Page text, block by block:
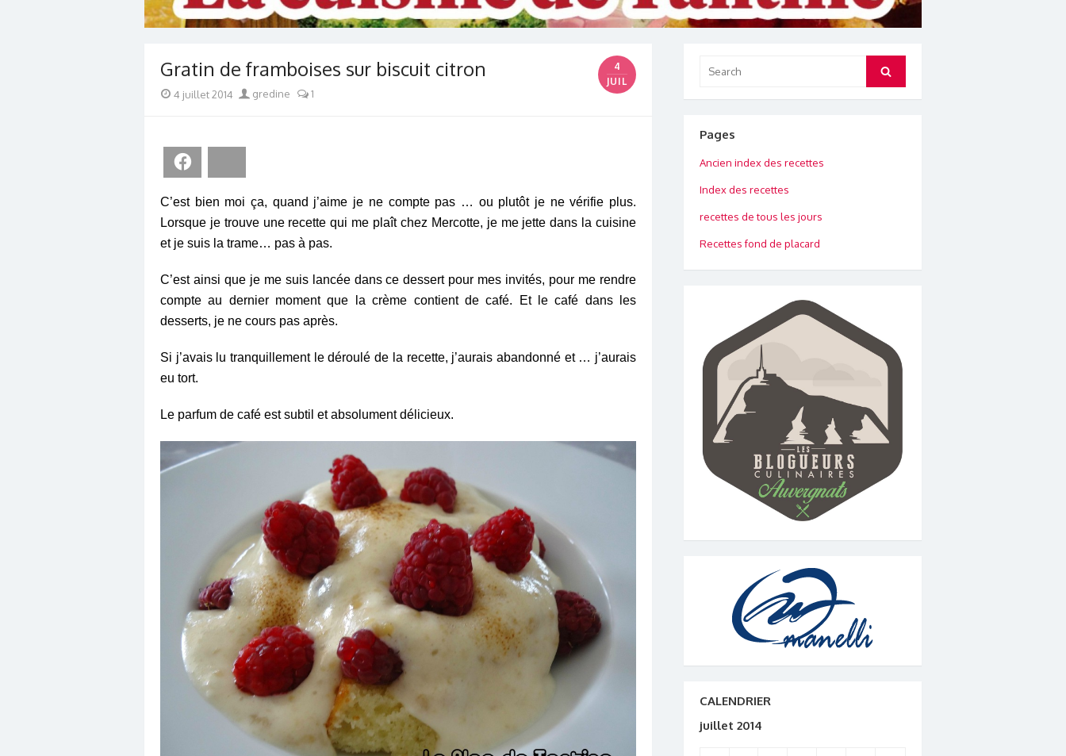
Gratin de framboises sur biscuit citron
4
JUIL
Posted
4 juillet 2014 Author
gredine 1
C’est bien moi ça, quand j’aime je ne compte pas … ou plutôt je ne vérifie plus.
Lorsque je trouve une recette qui me plaît chez Mercotte, je me jette dans la cuisine
et je suis la trame… pas à pas.
C’est ainsi que je me suis lancée dans ce dessert pour mes invités, pour me rendre
compte au dernier moment que la crème contient de café. Et le café dans les
desserts, je ne cours pas après.
Si j’avais lu tranquillement le déroulé de la recette, j’aurais abandonné et … j’aurais
eu tort.
Le parfum de café est subtil et absolument délicieux.
for:
Search
Pages
Ancien index des recettes
Index des recettes
recettes de tous les jours
Recettes fond de placard
CALENDRIER
juillet 2014